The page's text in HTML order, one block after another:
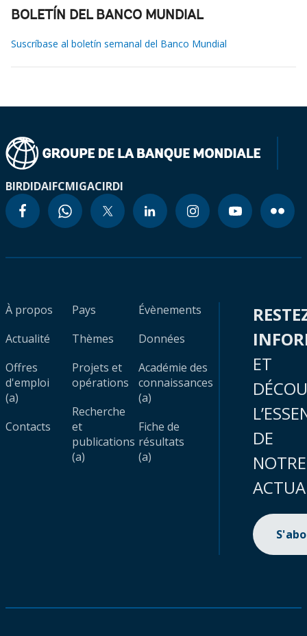
BOLETÍN DEL BANCO MUNDIAL
Suscríbase al boletín semanal del Banco Mundial
BIRDIDAIFCMIGACIRDI
À propos
Actualité
Offres
d'emploi
(a)
Contacts
Pays
Thèmes
Projets et
opérations
Recherche
et
publications
(a)
Évènements
Données
Académie des
connaissances
(a)
Fiche de
résultats
(a)
ET
DE
NOTRE